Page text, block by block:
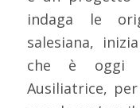
indaga le
salesiana,
che è oggi
Ausiliatrice,